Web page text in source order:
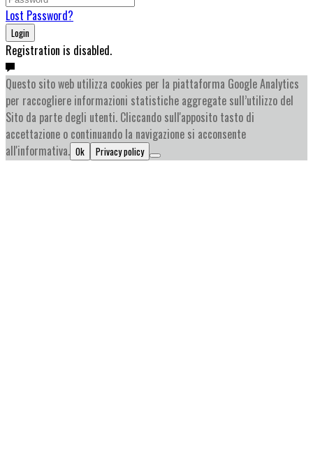
Lost Password?
Login
Registration is disabled.
Questo sito web utilizza cookies per la piattaforma Google Analytics
per raccogliere informazioni statistiche aggregate sull’utilizzo del
Sito da parte degli utenti. Cliccando sull'apposito tasto di
accettazione o continuando la navigazione si acconsente
all'informativa. Ok Privacy policy